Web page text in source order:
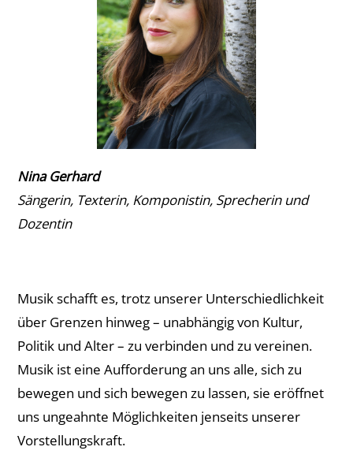
Nina Gerhard
Sängerin, Texterin, Komponistin, Sprecherin und
Dozentin
Musik schafft es, trotz unserer Unterschiedlichkeit
über Grenzen hinweg – unabhängig von Kultur,
Politik und Alter – zu verbinden und zu vereinen.
Musik ist eine Aufforderung an uns alle, sich zu
bewegen und sich bewegen zu lassen, sie eröffnet
uns ungeahnte Möglichkeiten jenseits unserer
Vorstellungskraft.